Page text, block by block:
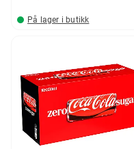
På lager i butikk